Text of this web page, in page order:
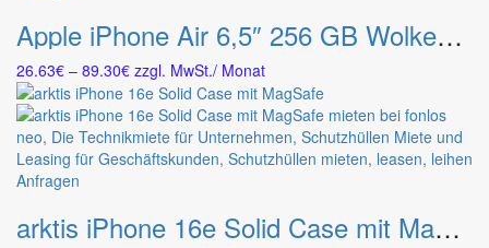
gewählt
weist
mehrere
Varianten
auf.
Die
Optionen
können
Produktseite
Apple iPhone Air 6,5″ 256 GB Wolkenweiß
26.63€ – 89.30€Preisspanne:
26.63€
bis
89.30€
zzgl. MwSt./ Monat
Anfragen
arktis iPhone 16e Solid Case mit MagSafe